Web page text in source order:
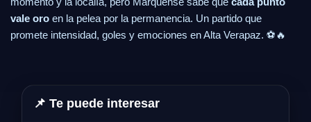
vale oro en la pelea por la permanencia. Un partido que
promete intensidad, goles y emociones en Alta Verapaz. ⚽🔥
📌 Te puede interesar